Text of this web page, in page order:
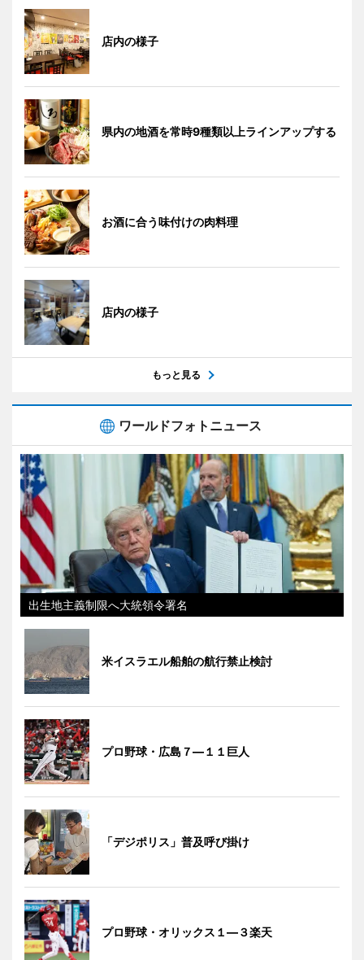
店内の様子
県内の地酒を常時9種類以上ラインアップする
お酒に合う味付けの肉料理
店内の様子
もっと見る
ワールドフォトニュース
出生地主義制限へ大統領令署名
米イスラエル船舶の航行禁止検討
プロ野球・広島７―１１巨人
「デジポリス」普及呼び掛け
プロ野球・オリックス１―３楽天